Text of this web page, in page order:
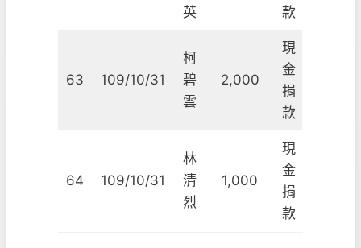
英
款
63 109/10/31
柯
碧
雲
2,000
現
金
捐
款
64 109/10/31
林
清
烈
1,000
現
金
捐
款